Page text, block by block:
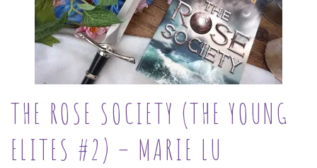
THE ROSE SOCIETY (THE YOUNG
ELITES #2) – MARIE LU